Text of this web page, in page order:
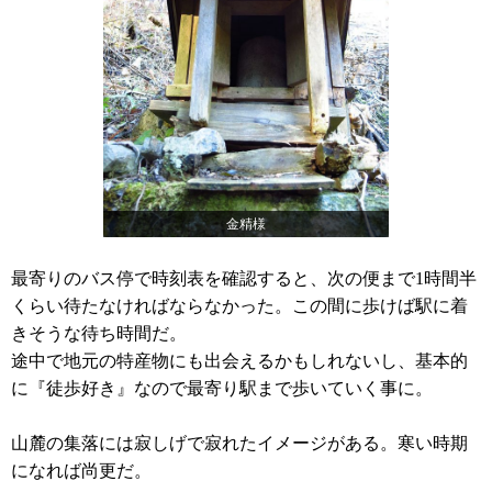
金精様
最寄りのバス停で時刻表を確認すると、次の便まで1時間半
くらい待たなければならなかった。この間に歩けば駅に着
きそうな待ち時間だ。
途中で地元の特産物にも出会えるかもしれないし、基本的
に『徒歩好き』なので最寄り駅まで歩いていく事に。
山麓の集落には寂しげで寂れたイメージがある。寒い時期
になれば尚更だ。